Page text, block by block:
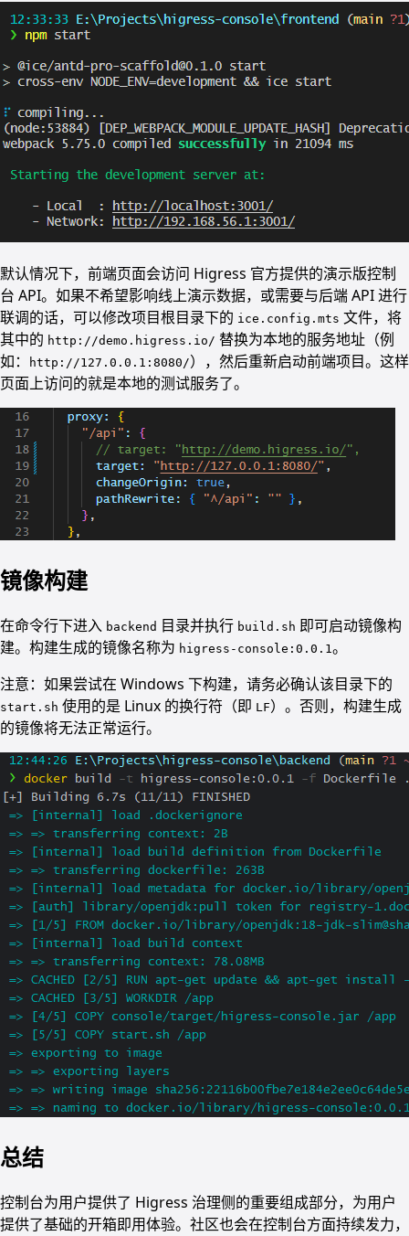
默认情况下，前端页面会访问 Higress 官方提供的演示版控制
台 API。如果不希望影响线上演示数据，或需要与后端 API 进行
联调的话，可以修改项目根目录下的 ice.config.mts 文件，将
其中的 http://demo.higress.io/ 替换为本地的服务地址（例
如：
http://127.0.0.1:8080/），然后重新启动前端项目。这样
页面上访问的就是本地的测试服务了。
镜像构建
在命令行下进入 backend 目录并执行 build.sh 即可启动镜像构
建。构建生成的镜像名称为 higress-console:0.0.1。
注意：如果尝试在 Windows 下构建，请务必确认该目录下的
start.sh 使用的是 Linux 的换行符（即 LF）。否则，构建生成
的镜像将无法正常运行。
总结
控制台为用户提供了 Higress 治理侧的重要组成部分，为用户
提供了基础的开箱即用体验。社区也会在控制台方面持续发力，